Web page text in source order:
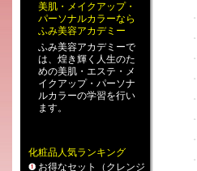
美肌 ・ メイクアップ・
パーソナルカラーなら
ふみ美容アカデミー
ふみ美容アカデミーで
は、煌き輝く人生のた
めの美肌・エステ ・ メ
イクアップ・ パーソナ
ルカラーの学習を行い
ます。
化粧品人気ランキング
お得なセット（クレンジ